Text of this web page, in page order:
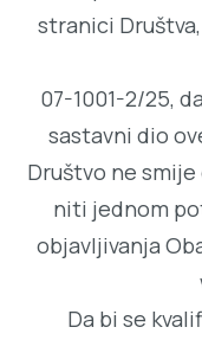
stranici
07-1001-2/25,
sastavni dio
Društvo ne
niti jednom
objavljivanja
Da bi se